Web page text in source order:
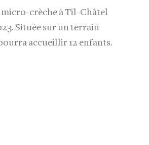
crèche à Til-Châtel
Située sur un terrain
accueillir 12 enfants.